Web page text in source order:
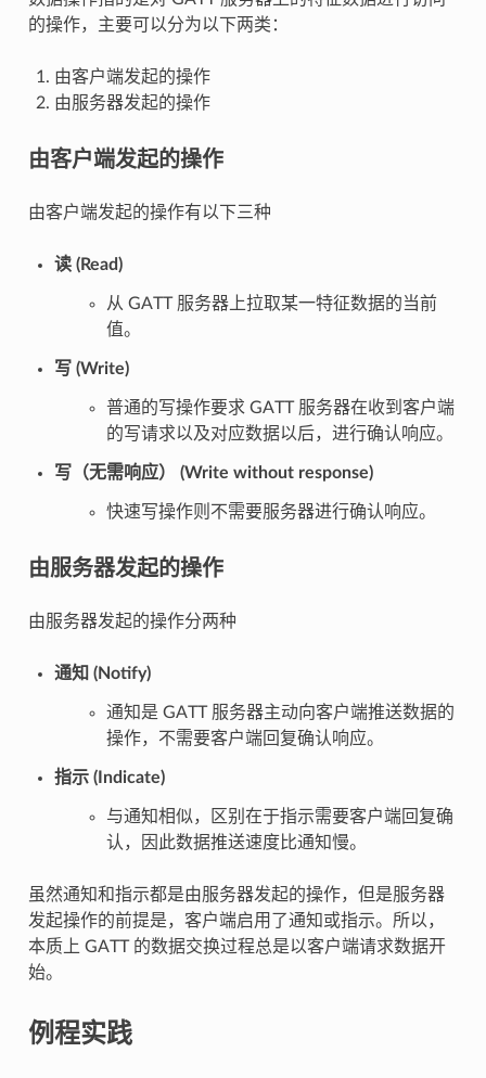
的操作，主要可以分为以下两类：
由客户端发起的操作
由服务器发起的操作
由客户端发起的操作
由客户端发起的操作有以下三种
读 (Read)
从 GATT 服务器上拉取某一特征数据的当前
值。
写 (Write)
普通的写操作要求 GATT 服务器在收到客户端
的写请求以及对应数据以后，进行确认响应。
写（无需响应） (Write without response)
快速写操作则不需要服务器进行确认响应。
由服务器发起的操作
由服务器发起的操作分两种
通知 (Notify)
通知是 GATT 服务器主动向客户端推送数据的
操作，不需要客户端回复确认响应。
指示 (Indicate)
与通知相似，区别在于指示需要客户端回复确
认，因此数据推送速度比通知慢。
虽然通知和指示都是由服务器发起的操作，但是服务器
发起操作的前提是，客户端启用了通知或指示。所以，
本质上 GATT 的数据交换过程总是以客户端请求数据开
始。
例程实践